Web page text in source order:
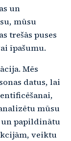
un
mūsu
trešās puses
īpašumu.
Mēs
datus, lai
mūsu
papildinātu
veiktu